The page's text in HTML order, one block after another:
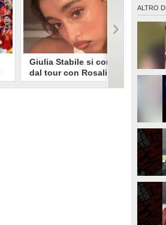
ALTRO DI
Giulia Stabile si confessa
dal tour con Rosalia: "Non
sono stata bene, costretta
lasciata andare a una confessione
altri. A volte è già dentro di noi".